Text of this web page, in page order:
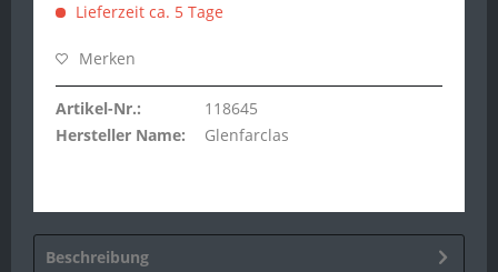
Lieferzeit ca. 5 Tage
Merken
Artikel-Nr.:
118645
Hersteller Name:
Glenfarclas
Beschreibung